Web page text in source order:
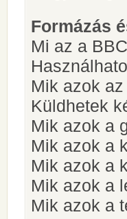
Formázás
Mi az a
Mik azok
Küldhetek
Mik azok a
Mik azok a
Mik azok a
Mik azok a
Mik azok a